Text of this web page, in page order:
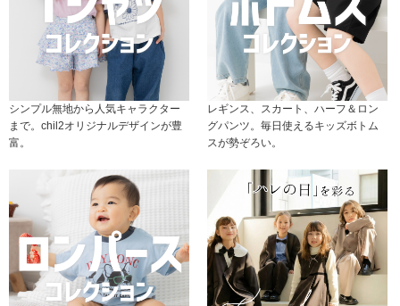
シンプル無地から人気キャラクター
まで。chil2オリジナルデザインが豊
富。
レギンス、スカート、ハーフ＆ロン
グパンツ。毎日使えるキッズボトム
スが勢ぞろい。